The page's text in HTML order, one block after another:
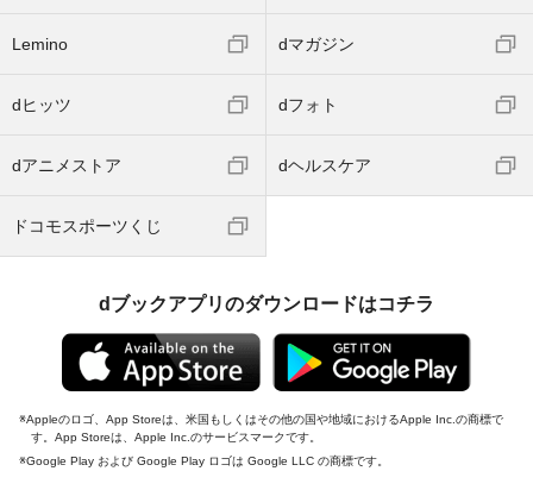
Lemino dマガジン
dヒッツ dフォト
dアニメストア dヘルスケア
ドコモスポーツくじ
dブックアプリのダウンロードはコチラ
Appleのロゴ、App Storeは、米国もしくはその他の国や地域におけるApple Inc.の商標で
す。App Storeは、Apple Inc.のサービスマークです。
Google Play および Google Play ロゴは Google LLC の商標です。